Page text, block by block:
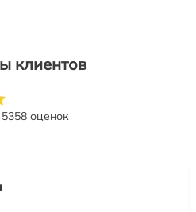
клиентов
5358 оценок